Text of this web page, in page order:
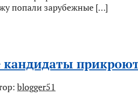
попали зарубежные […]
кандидаты
blogger51